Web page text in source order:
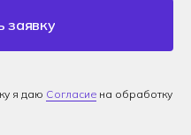
заявку
я даю Согласие на обработку